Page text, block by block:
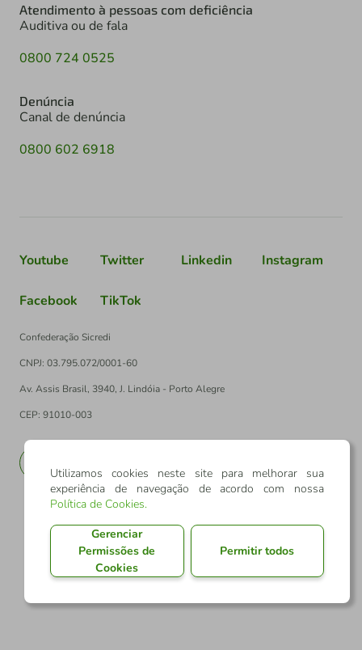
Atendimento à pessoas com deficiência
Auditiva ou de fala
0800 724 0525
Denúncia
Canal de denúncia
0800 602 6918
Youtube Twitter Linkedin Instagram
Facebook TikTok
Confederação Sicredi
CNPJ: 03.795.072/0001-60
Av. Assis Brasil, 3940, J. Lindóia - Porto Alegre
CEP: 91010-003
Utilizamos cookies neste site para melhorar sua
experiência de navegação de acordo com nossa
Política de Cookies.
Gerenciar
Permissões de
Cookies
Permitir todos